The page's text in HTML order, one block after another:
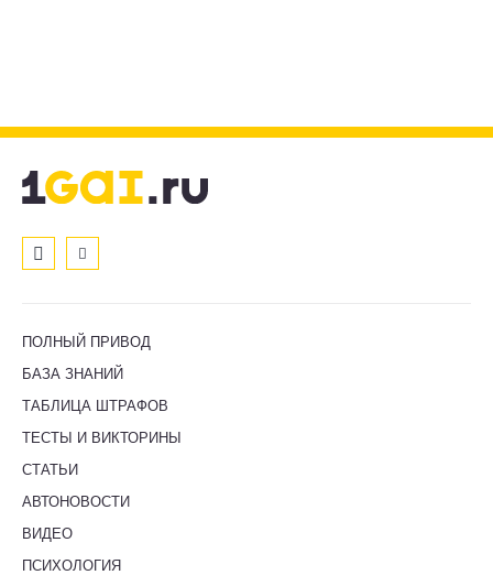
ПОЛНЫЙ ПРИВОД
БАЗА ЗНАНИЙ
ТАБЛИЦА ШТРАФОВ
ТЕСТЫ И ВИКТОРИНЫ
СТАТЬИ
АВТОНОВОСТИ
ВИДЕО
ПСИХОЛОГИЯ